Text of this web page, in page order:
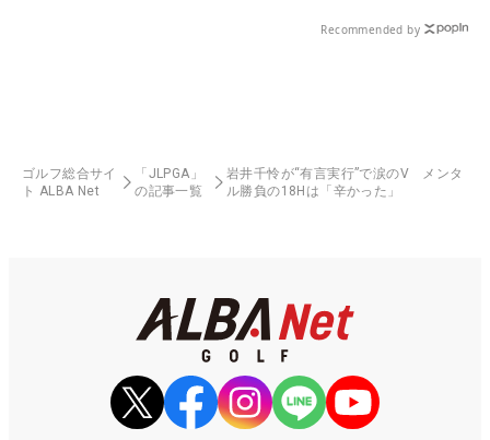
Recommended by
ゴルフ総合サイ
ト ALBA Net
「JLPGA」
の記事一覧
岩井千怜が“有言実行”で涙のV メンタ
ル勝負の18Hは「辛かった」